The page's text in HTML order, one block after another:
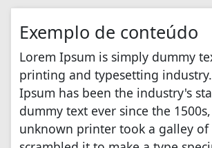
Exemplo de conteúdo
Lorem Ipsum is simply dummy
printing and typesetting
Ipsum has been the industry's
dummy text ever since the
unknown printer took a galley of